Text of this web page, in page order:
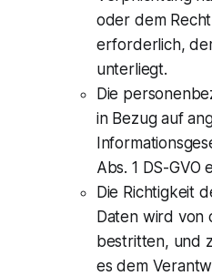
oder dem
erforderlich,
unterliegt.
Die
in Bezug auf
Abs. 1 DS-GVO
Die Richtigkeit
Daten wird von
bestritten, und
es dem